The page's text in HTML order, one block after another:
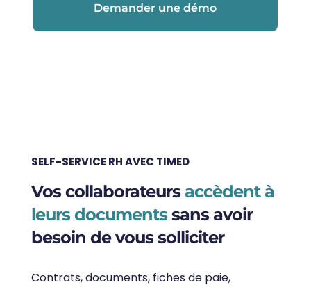
Demander une démo
SELF-SERVICE RH AVEC TIMED
Vos collaborateurs accèdent à
leurs documentssans avoir
besoin de vous solliciter
Contrats, documents, fiches de paie,